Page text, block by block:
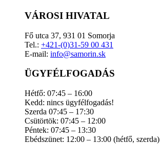
VÁROSI HIVATAL
Fő utca 37, 931 01 Somorja
Tel.: +421-(0)31-59 00 431
E-mail: info@samorin.sk
ÜGYFÉLFOGADÁS
Hétfő: 07:45 – 16:00
Kedd: nincs ügyfélfogadás!
Szerda 07:45 – 17:30
Csütörtök: 07:45 – 12:00
Péntek: 07:45 – 13:30
Ebédszünet: 12:00 – 13:00 (hétfő, szerda)